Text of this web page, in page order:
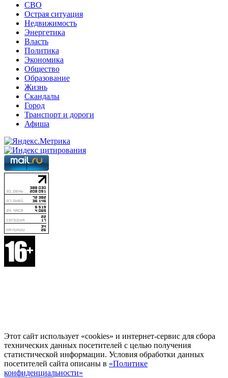
СВО
Острая ситуация
Недвижимость
Энергетика
Власть
Политика
Экономика
Общество
Образование
Жизнь
Скандалы
Город
Транспорт и дороги
Афиша
Этот сайт использует «cookies» и интернет-сервис для сбора
технических данных посетителей с целью получения
статистической информации. Условия обработки данных
посетителей сайта описаны в «Политике
конфиденциальности»